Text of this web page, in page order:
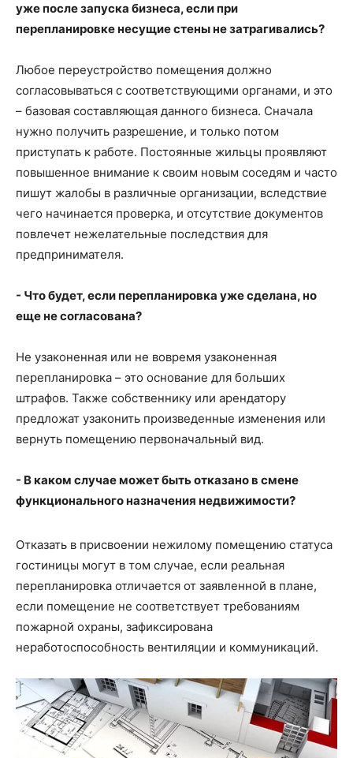
уже после запуска бизнеса, если при
перепланировке несущие стены не затрагивались?
Любое переустройство помещения должно
согласовываться с соответствующими органами, и это
– базовая составляющая данного бизнеса. Сначала
нужно получить разрешение, и только потом
приступать к работе. Постоянные жильцы проявляют
повышенное внимание к своим новым соседям и часто
пишут жалобы в различные организации, вследствие
чего начинается проверка, и отсутствие документов
повлечет нежелательные последствия для
предпринимателя.
- Что будет, если перепланировка уже сделана, но
еще не согласована?
Не узаконенная или не вовремя узаконенная
перепланировка – это основание для больших
штрафов. Также собственнику или арендатору
предложат узаконить произведенные изменения или
вернуть помещению первоначальный вид.
- В каком случае может быть отказано в смене
функционального назначения недвижимости?
Отказать в присвоении нежилому помещению статуса
гостиницы могут в том случае, если реальная
перепланировка отличается от заявленной в плане,
если помещение не соответствует требованиям
пожарной охраны, зафиксирована
неработоспособность вентиляции и коммуникаций.